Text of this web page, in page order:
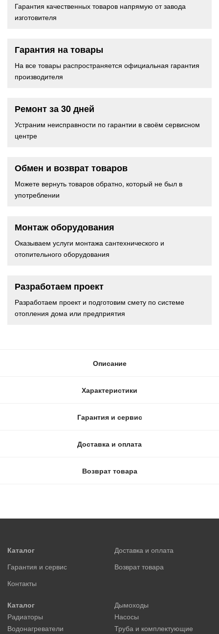
Гарантия качественных товаров напрямую от завода
изготовителя
Гарантия на товары
На все товары распространяется официальная гарантия
производителя
Ремонт за 30 дней
Устраним неисправности по гарантии в своём сервисном
центре
Обмен и возврат товаров
Можете вернуть товаров обратно, который не был в
употреблении
Монтаж оборудования
Оказываем услуги монтажа сантехнического и
отопительного оборудования
Разработаем проект
Разработаем проект и подготовим смету по системе
отопления дома или предприятия
Описание
Характеристики
Гарантия и сервис
Доставка и оплата
Возврат товара
Каталог
Доставка и оплата
Гарантия и сервис
Возврат товара
Контакты
Каталог
Дымоходы
Радиаторы
Насосы
Водонагреватели
Труба и комплектующие